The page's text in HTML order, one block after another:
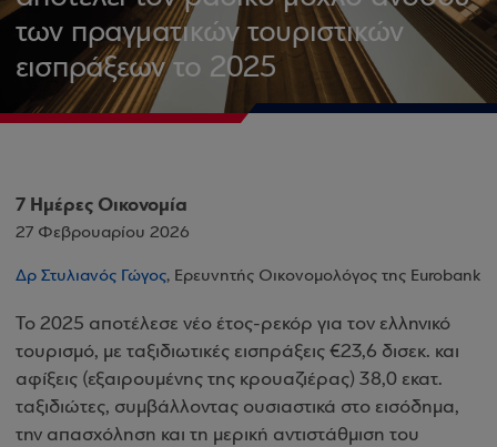
των πραγματικών τουριστικών
εισπράξεων το 2025
7 Ημέρες Οικονομία
27 Φεβρουαρίου 2026
Δρ Στυλιανός Γώγος, Ερευνητής Οικονομολόγος της Eurobank
Το 2025 αποτέλεσε νέο έτος-ρεκόρ για τον ελληνικό
τουρισμό, με ταξιδιωτικές εισπράξεις €23,6 δισεκ. και
αφίξεις (εξαιρουμένης της κρουαζιέρας) 38,0 εκατ.
ταξιδιώτες, συμβάλλοντας ουσιαστικά στο εισόδημα,
την απασχόληση και τη μερική αντιστάθμιση του